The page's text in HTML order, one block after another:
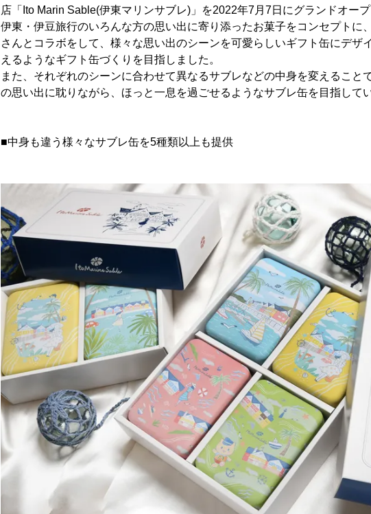
店「Ito Marin Sable(伊東マリンサブレ)」を2022年7月7日にグランドオープ
伊東・伊豆旅行のいろんな方の思い出に寄り添ったお菓子をコンセプトに
さんとコラボをして、様々な思い出のシーンを可愛らしいギフト缶にデザ
えるようなギフト缶づくりを目指しました。
また、それぞれのシーンに合わせて異なるサブレなどの中身を変えること
の思い出に耽りながら、ほっと一息を過ごせるようなサブレ缶を目指してい
■中身も違う様々なサブレ缶を5種類以上も提供